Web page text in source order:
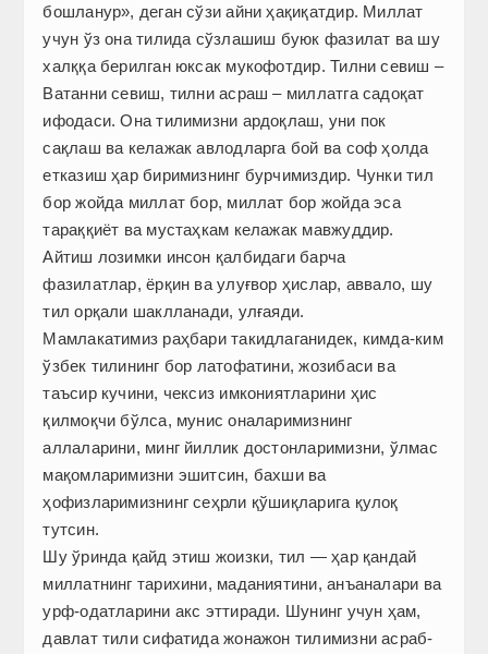
бошланур», деган сўзи айни ҳақиқатдир. Миллат
учун ўз она тилида сўзлашиш буюк фазилат ва шу
халққа берилган юксак мукофотдир. Тилни севиш –
Ватанни севиш, тилни асраш – миллатга садоқат
ифодаси. Она тилимизни ардоқлаш, уни пок
сақлаш ва келажак авлодларга бой ва соф ҳолда
етказиш ҳар биримизнинг бурчимиздир. Чунки тил
бор жойда миллат бор, миллат бор жойда эса
тараққиёт ва мустаҳкам келажак мавжуддир.
Айтиш лозимки инсон қалбидаги барча
фазилатлар, ёрқин ва улуғвор ҳислар, аввало, шу
тил орқали шаклланади, улғаяди.
Мамлакатимиз раҳбари такидлаганидек, кимда-ким
ўзбек тилининг бор латофатини, жозибаси ва
таъсир кучини, чексиз имкониятларини ҳис
қилмоқчи бўлса, мунис оналаримизнинг
аллаларини, минг йиллик достонларимизни, ўлмас
мақомларимизни эшитсин, бахши ва
ҳофизларимизнинг сеҳрли қўшиқларига қулоқ
тутсин.
Шу ўринда қайд этиш жоизки, тил — ҳар қандай
миллатнинг тарихини, маданиятини, анъаналари ва
урф-одатларини акс эттиради. Шунинг учун ҳам,
давлат тили сифатида жонажон тилимизни асраб-